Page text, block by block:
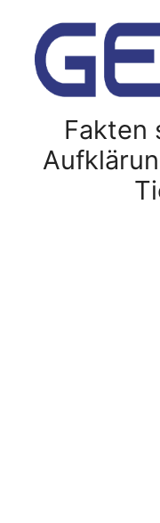
springen
Fakten